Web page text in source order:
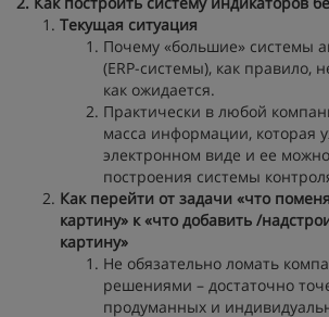
Текущая ситуация
Почему «большие» системы
(ERP-системы), как правило,
как ожидается.
Практически в любой
масса информации, которая
электронном виде и ее
построения системы
Как перейти от задачи «что
картину» к «что добавить /
картину»
Не обязательно ломать
решениями – достаточно
продуманных и